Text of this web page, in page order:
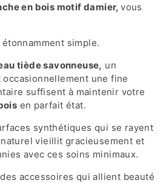
en bois motif damier,vous
simple.
tiède savonneuse, un
occasionnellement une fine
suffisent à maintenir votre
en parfait état.
synthétiques qui se rayent
vieillit gracieusement et
avec ces soins minimaux.
accessoires qui allient beauté